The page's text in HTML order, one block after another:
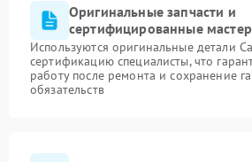
Оригинальные запчасти и
сертифицированные
Используются оригинальные детали
сертификацию специалисты, что
работу после ремонта и сохранение
обязательств